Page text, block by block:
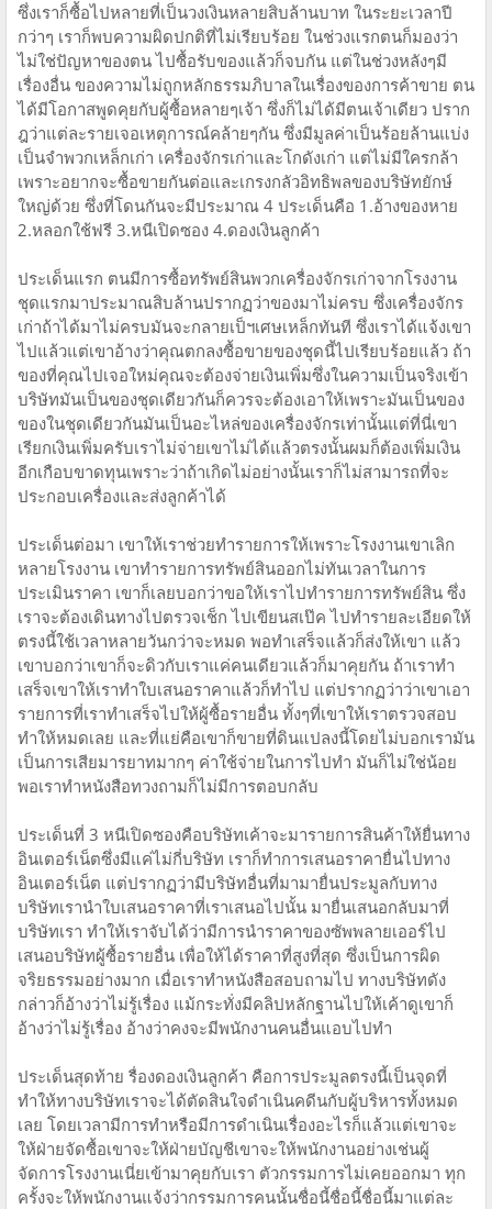
ซึ่งเราก็ซื้อไปหลายที่เป็นวงเงินหลายสิบล้านบาท ในระยะเวลาปี
กว่าๆ เราก็พบความผิดปกติที่ไม่เรียบร้อย ในช่วงแรกตนก็มองว่า
ไม่ใช่ปัญหาของตน ไปซื้อรับของแล้วก็จบกัน แต่ในช่วงหลังๆมี
เรื่องอื่น ของความไม่ถูกหลักธรรมภิบาลในเรื่องของการค้าขาย ตน
ได้มีโอกาสพูดคุยกับผู้ซื้อหลายๆเจ้า ซึ่งก็ไม่ได้มีตนเจ้าเดียว ปราก
ฎว่าแต่ละรายเจอเหตุการณ์คล้ายๆกัน ซึ่งมีมูลค่าเป็นร้อยล้านแบ่ง
เป็นจำพวกเหล็กเก่า เครื่องจักรเก่าและโกดังเก่า แต่ไม่มีใครกล้า
เพราะอยากจะซื้อขายกันต่อและเกรงกลัวอิทธิพลของบริษัทยักษ์
ใหญ่ด้วย ซึ่งที่โดนกันจะมีประมาณ 4 ประเด็นคือ 1.อ้างของหาย
2.หลอกใช้ฟรี 3.หนีเปิดซอง 4.ดองเงินลูกค้า
ประเด็นแรก ตนมีการซื้อทรัพย์สินพวกเครื่องจักรเก่าจากโรงงาน
ชุดแรกมาประมาณสิบล้านปรากฏว่าของมาไม่ครบ ซึ่งเครื่องจักร
เก่าถ้าได้มาไม่ครบมันจะกลายเป็ฯเศษเหล็กทันที ซึ่งเราได้แจ้งเขา
ไปแล้วแต่เขาอ้างว่าคุณตกลงซื้อขายของชุดนี้ไปเรียบร้อยแล้ว ถ้า
ของที่คุณไปเจอใหม่คุณจะต้องจ่ายเงินเพิ่มซึ่งในความเป็นจริงเข้า
บริษัทมันเป็นของชุดเดียวกันก็ควรจะต้องเอาให้เพราะมันเป็นของ
ของในชุดเดียวกันมันเป็นอะไหล่ของเครื่องจักรเท่านั้นแต่ที่นี่เขา
เรียกเงินเพิ่มครับเราไม่จ่ายเขาไม่ได้แล้วตรงนั้นผมก็ต้องเพิ่มเงิน
อีกเกือบขาดทุนเพราะว่าถ้าเกิดไม่อย่างนั้นเราก็ไม่สามารถที่จะ
ประกอบเครื่องและส่งลูกค้าได้
ประเด็นต่อมา เขาให้เราช่วยทำรายการให้เพราะโรงงานเขาเลิก
หลายโรงงาน เขาทำรายการทรัพย์สินออกไม่ทันเวลาในการ
ประเมินราคา เขาก็เลยบอกว่าขอให้เราไปทำรายการทรัพย์สิน ซึ่ง
เราจะต้องเดินทางไปตรวจเช็ก ไปเขียนสเป๊ค ไปทำรายละเอียดให้
ตรงนี้ใช้เวลาหลายวันกว่าจะหมด พอทำเสร็จแล้วก็ส่งให้เขา แล้ว
เขาบอกว่าเขาก็จะดิวกับเราแค่คนเดียวแล้วก็มาคุยกัน ถ้าเราทำ
เสร็จเขาให้เราทำใบเสนอราคาแล้วก็ทำไป แต่ปรากฏว่าว่าเขาเอา
รายการที่เราทำเสร็จไปให้ผู้ซื้อรายอื่น ทั้งๆที่เขาให้เราตรวจสอบ
ทำให้หมดเลย และที่แย่คือเขาก็ขายที่ดินแปลงนี้โดยไม่บอกเรามัน
เป็นการเสียมารยาทมากๆ ค่าใช้จ่ายในการไปทำ มันก็ไม่ใช่น้อย
พอเราทำหนังสือทวงถามก็ไม่มีการตอบกลับ
ประเด็นที่ 3 หนีเปิดซองคือบริษัทเค้าจะมารายการสินค้าให้ยื่นทาง
อินเตอร์เน็ตซึ่งมีแค่ไม่กี่บริษัท เราก็ทำการเสนอราคายื่นไปทาง
อินเตอร์เน็ต แต่ปรากฏว่ามีบริษัทอื่นที่มามายื่นประมูลกับทาง
บริษัทเรานำใบเสนอราคาที่เราเสนอไปนั้น มายื่นเสนอกลับมาที่
บริษัทเรา ทำให้เราจับได้ว่ามีการนำราคาของซัพพลายเออร์ไป
เสนอบริษัทผู้ซื้อรายอื่น เพื่อให้ได้ราคาที่สูงที่สุด ซึ่งเป็นการผิด
จริยธรรมอย่างมาก เมื่อเราทำหนังสือสอบถามไป ทางบริษัทดัง
กล่าวก็อ้างว่าไม่รู้เรื่อง แม้กระทั่งมีคลิปหลักฐานไปให้เค้าดูเขาก็
อ้างว่าไม่รู้เรื่อง อ้างว่าคงจะมีพนักงานคนอื่นแอบไปทำ
ประเด็นสุดท้าย รื่องดองเงินลูกค้า คือการประมูลตรงนี้เป็นจุดที่
ทำให้ทางบริษัทเราจะได้ตัดสินใจดำเนินคดีนกับผู้บริหารทั้งหมด
เลย โดยเวลามีการทำหรือมีการดำเนินเรื่องอะไรก็แล้วแต่เขาจะ
ให้ฝ่ายจัดซื้อเขาจะให้ฝ่ายบัญชีเขาจะให้พนักงานอย่างเช่นผู้
จัดการโรงงานเนี่ยเข้ามาคุยกับเรา ตัวกรรมการไม่เคยออกมา ทุก
ครั้งจะให้พนักงานแจ้งว่ากรรมการคนนั้นชื่อนี้ชื่อนี้ชื่อนี้มาแต่ละ